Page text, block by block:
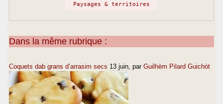
Paysages & territoires
Dans la même rubrique :
Coquets dab grans d’arrasim secs 13 juin , par Guilhèm Pilard Guichòt